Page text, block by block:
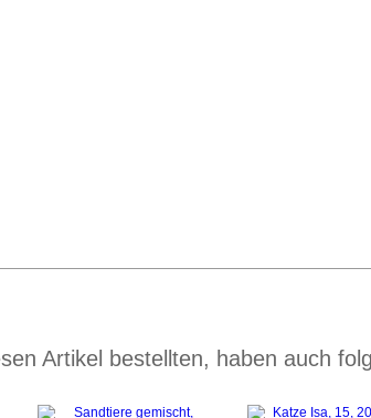
Artikel bestellten, haben auch